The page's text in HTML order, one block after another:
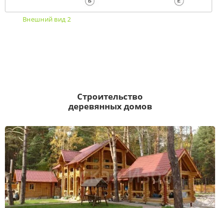
Внешний вид 2
Строительство
деревянных домов
Оцилиндрованное бревно